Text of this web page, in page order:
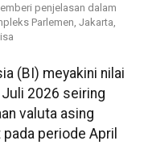
penjelasan dalam
Parlemen, Jakarta,
(BI) meyakini nilai
2026 seiring
valuta asing
periode April